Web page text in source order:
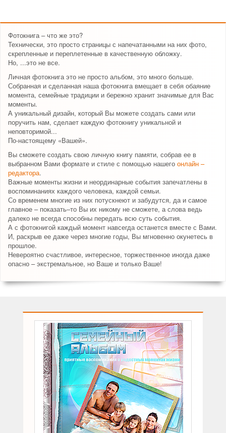
Фотокнига – что же это?
Технически, это просто страницы с напечатанными на них фото,
скрепленные и переплетенные в качественную обложку.
Но, ...это не все.
Личная фотокнига это не просто альбом, это много больше.
Собранная и сделанная наша фотокнига вмещает в себя обаяние
момента, семейные традиции и бережно хранит значимые для Вас
моменты.
А уникальный дизайн, который Вы можете создать сами или
поручить нам, сделает каждую фотокнигу уникальной и
неповторимой...
По-настоящему «Вашей».
Вы сможете создать свою личную книгу памяти, собрав ее в
выбранном Вами формате и стиле с помощью нашего онлайн –
редактора.
Важные моменты жизни и неординарные события запечатлены в
воспоминаниях каждого человека, каждой семьи.
Со временем многие из них потускнеют и забудутся, да и самое
главное – показать–то Вы их никому не сможете, а слова ведь
далеко не всегда способны передать всю суть события.
А с фотокнигой каждый момент навсегда останется вместе с Вами.
И, раскрыв ее даже через многие годы, Вы мгновенно окунетесь в
прошлое.
Невероятно счастливое, интересное, торжественное иногда даже
опасно – экстремальное, но Ваше и только Ваше!